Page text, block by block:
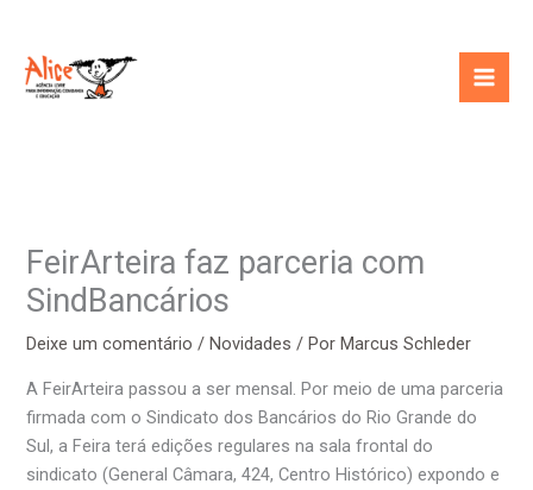
conteúdo
FeirArteira faz parceria com
SindBancários
Deixe um comentário /Novidades / PorMarcus Schleder
A FeirArteira passou a ser mensal. Por meio de uma parceria
firmada com o Sindicato dos Bancários do Rio Grande do
Sul, a Feira terá edições regulares na sala frontal do
sindicato (General Câmara, 424, Centro Histórico) expondo e